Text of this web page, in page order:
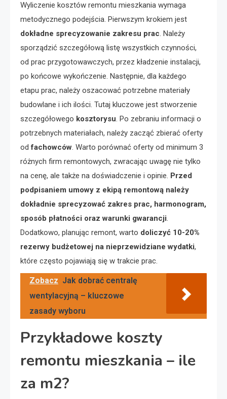
Wyliczenie kosztów remontu mieszkania wymaga
metodycznego podejścia. Pierwszym krokiem jest
dokładne sprecyzowanie zakresu prac. Należy
sporządzić szczegółową listę wszystkich czynności,
od prac przygotowawczych, przez kładzenie instalacji,
po końcowe wykończenie. Następnie, dla każdego
etapu prac, należy oszacować potrzebne materiały
budowlane i ich ilości. Tutaj kluczowe jest stworzenie
szczegółowego kosztorysu. Po zebraniu informacji o
potrzebnych materiałach, należy zacząć zbierać oferty
odfachowców. Warto porównać oferty od minimum 3
różnych firm remontowych, zwracając uwagę nie tylko
na cenę, ale także na doświadczenie i opinie. Przed
podpisaniem umowy z ekipą remontową należy
dokładnie sprecyzować zakres prac, harmonogram,
sposób płatności oraz warunki gwarancji.
Dodatkowo, planując remont, warto doliczyć 10-20%
rezerwy budżetowej na nieprzewidziane wydatki,
które często pojawiają się w trakcie prac.
Zobacz Jak dobrać centralę
wentylacyjną – kluczowe
zasady wyboru
Przykładowe koszty
remontu mieszkania – ile
za m2?